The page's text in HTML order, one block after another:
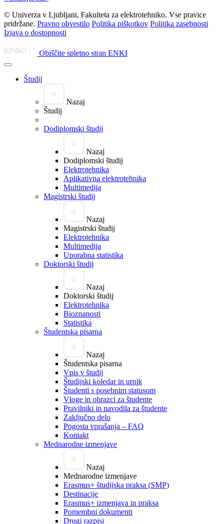
© Univerza v Ljubljani, Fakulteta za elektrotehniko. Vse pravice
pridržane. Pravno obvestilo Politika piškotkov Politika zasebnosti
Izjava o dostopnosti
Obiščite spletno stran ENKI
Študij
Nazaj
Študij
Dodiplomski študij
Nazaj
Dodiplomski študij
Elektrotehnika
Aplikativna elektrotehnika
Multimedija
Magistrski študij
Nazaj
Magistrski študij
Elektrotehnika
Multimedija
Uporabna statistika
Doktorski študij
Nazaj
Doktorski študij
Elektrotehnika
Bioznanosti
Statistika
Študentska pisarna
Nazaj
Študentska pisarna
Vpis v študij
Študijski koledar in urnik
Študenti s posebnim statusom
Vloge in obrazci za študente
Pravilniki in navodila za študente
Zaključno delo
Pogosta vprašanja – FAQ
Kontakt
Mednarodne izmenjave
Nazaj
Mednarodne izmenjave
Erasmus+ študijska praksa (SMP)
Destinacije
Erasmus+ izmenjava in praksa
Pomembni dokumenti
Drugi razpisi